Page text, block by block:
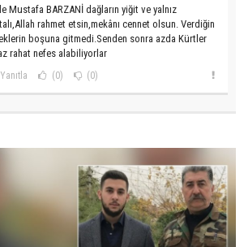
Mustafa BARZANİ dağların yiğit ve yalnız
rahmet etsin,mekânı cennet olsun. Verdiğin
boşuna gitmedi.Senden sonra azda Kürtler
rahat nefes alabiliyorlar
Yanıtla (0) (0)